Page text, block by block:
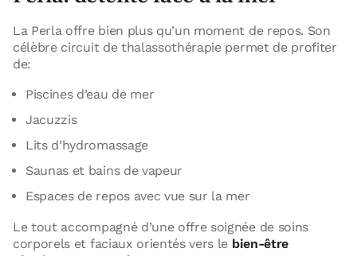
La Perla offre bien plus qu’un moment de repos. Son
célèbre circuit de thalassothérapie permet de profiter
de:
Piscines d’eau de mer
Jacuzzis
Lits d’hydromassage
Saunas et bains de vapeur
Espaces de repos avec vue sur la mer
Le tout accompagné d’une offre soignée de soins
corporels et faciaux orientés vers le bien-être